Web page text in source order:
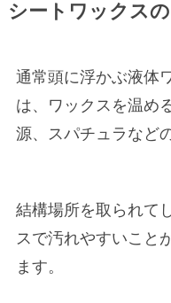
シートワックス
通常頭に浮かぶ液体
は、ワックスを温め
源、スパチュラなど
結構場所を取られて
スで汚れやすいこと
ます。